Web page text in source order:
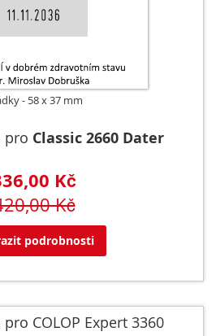
58 x 37 mm
pro Classic 2660 Dater
Kč
Kč
podrobnosti
COLOP Expert 3360